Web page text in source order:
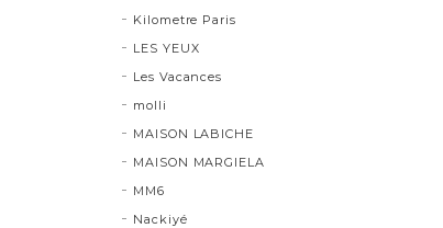
Kilometre Paris
LES YEUX
Les Vacances
molli
MAISON LABICHE
MAISON MARGIELA
MM6
Nackiyé